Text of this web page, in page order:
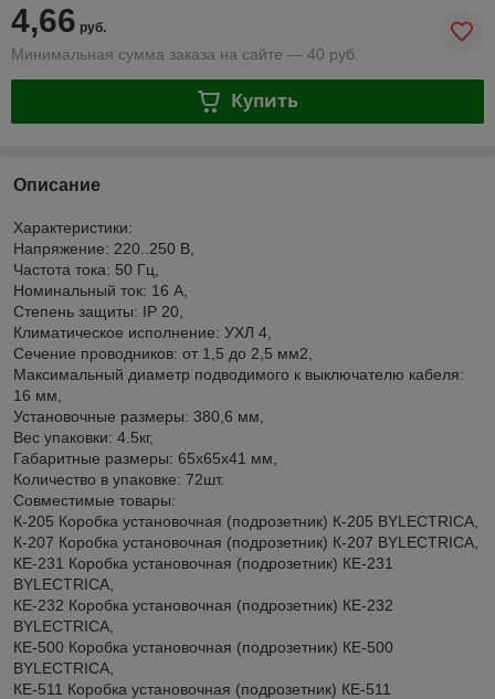
4,66 руб.
Минимальная сумма заказа на сайте — 40 руб.
Купить
Описание
Характеристики:
Напряжение: 220..250 В,
Частота тока: 50 Гц,
Номинальный ток: 16 А,
Степень защиты: IP 20,
Климатическое исполнение: УХЛ 4,
Сечение проводников: от 1,5 до 2,5 мм2,
Максимальный диаметр подводимого к выключателю кабеля:
16 мм,
Установочные размеры: 380,6 мм,
Вес упаковки: 4.5кг,
Габаритные размеры: 65х65х41 мм,
Количество в упаковке: 72шт.
Совместимые товары:
К-205 Коробка установочная (подрозетник) К-205 BYLECTRICA,
К-207 Коробка установочная (подрозетник) К-207 BYLECTRICA,
КЕ-231 Коробка установочная (подрозетник) КЕ-231
BYLECTRICA,
КЕ-232 Коробка установочная (подрозетник) КЕ-232
BYLECTRICA,
КЕ-500 Коробка установочная (подрозетник) КЕ-500
BYLECTRICA,
КЕ-511 Коробка установочная (подрозетник) КЕ-511